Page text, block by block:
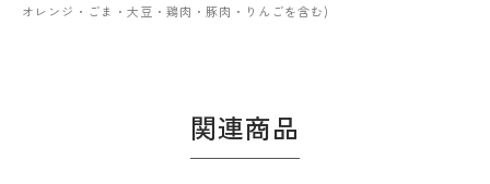
オレンジ・ごま・大豆・鶏肉・豚肉・りんごを含む)
関連商品